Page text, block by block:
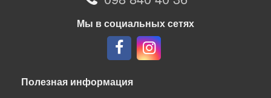
Мы в социальных сетях
Полезная информация